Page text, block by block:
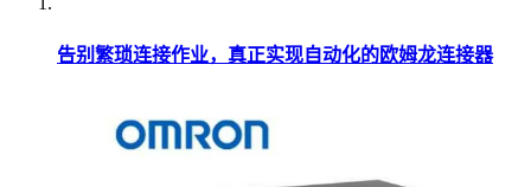
告别繁琐连接作业，真正实现自动化的欧姆龙连接器